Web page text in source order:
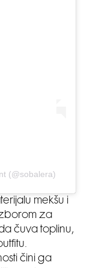
(@sobalera)
mekšu i
za
čuva toplinu,
čini ga